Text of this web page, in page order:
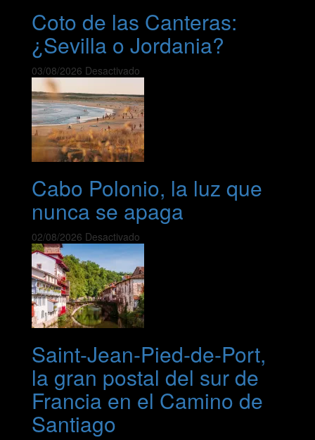
Coto de las Canteras:
¿Sevilla o Jordania?
03/08/2026 Desactivado
Cabo Polonio, la luz que
nunca se apaga
02/08/2026 Desactivado
Saint-Jean-Pied-de-Port,
la gran postal del sur de
Francia en el Camino de
Santiago